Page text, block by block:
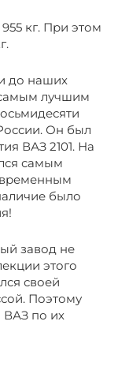
кг. При этом
до наших
лучшим
Он был
ВАЗ 2101. На
самым
было
завод не
этого
своей
Поэтому
ВАЗ по их